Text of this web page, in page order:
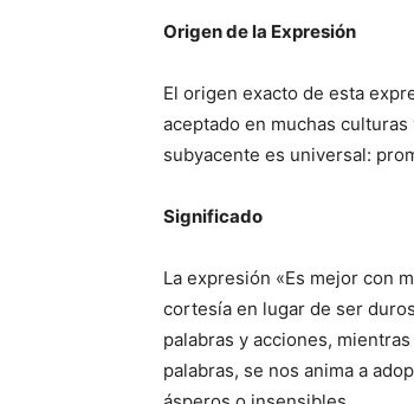
Origen de la Expresión
El origen exacto de esta
aceptado en muchas
subyacente es universal:
Significado
La expresión «Es mejor con
cortesía en lugar de ser
palabras y acciones,
palabras, se nos anima a